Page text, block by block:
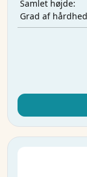
Samlet højde:
Grad af